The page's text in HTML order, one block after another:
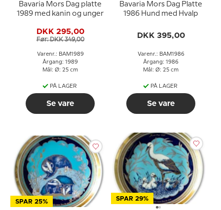
Bavaria Mors Dag platte
1989 med kanin og unger
DKK 295,00
Før: DKK 349,00
Varenr.: BAM1989
Årgang: 1989
Mål: Ø: 25 cm
PÅ LAGER
Se vare
Bavaria Mors Dag Platte
1986 Hund med Hvalp
DKK 395,00
Varenr.: BAM1986
Årgang: 1986
Mål: Ø: 25 cm
PÅ LAGER
Se vare
SPAR 25% SPAR 29%